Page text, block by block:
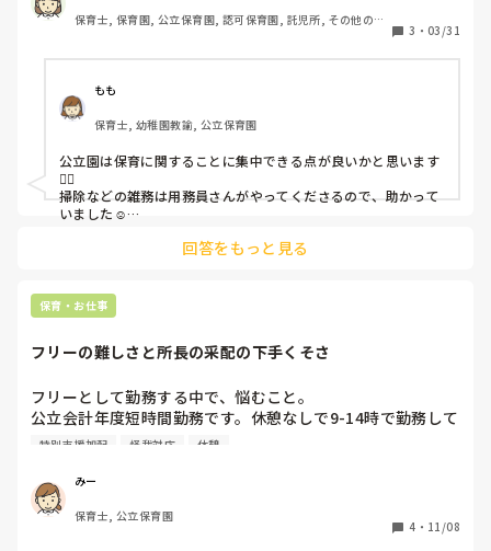
保育士, 保育園, 公立保育園, 認可保育園, 託児所, その他の職
3 ・ 03/31
もも
保育士, 幼稚園教諭, 公立保育園
公立園は保育に関することに集中できる点が良いかと思います
🙆‍♀️
掃除などの雑務は用務員さんがやってくださるので、助かって
いました☺️
あとは同じ園でも、雇用形態で働きやすさは全然違うだろうな
回答をもっと見る
保育・お仕事
フリーの難しさと所長の采配の下手くそさ
フリーとして勤務する中で、悩むこと。
公立会計年度短時間勤務です。休憩なしで9-14時で勤務して
います。所長も次長も、ポンコツで園全体のことも、クラス
らないと色々決まらないなど、先生たちはストレスかかえな
がらやっています。
次長は0,1クラスの担任も兼務していますが、クラスには入
特別支援加配 怪我対応 休憩
みー
保育士, 公立保育園
4 ・ 11/08